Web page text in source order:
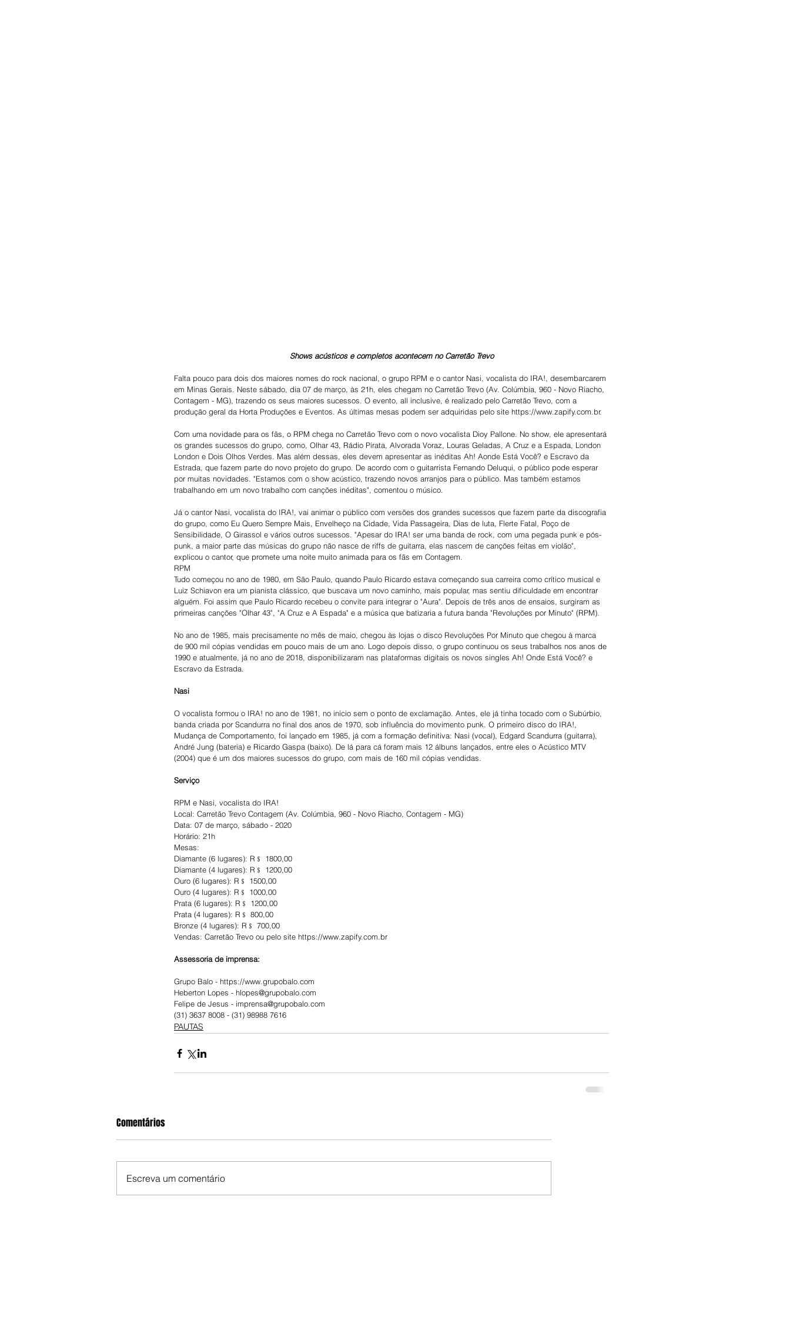
Shows acústicos e completos acontecem no Carretão Trevo
Falta pouco para dois dos maiores nomes do rock nacional, o grupo RPM e o cantor Nasi, vocalista do IRA!, desembarcarem
em Minas Gerais. Neste sábado, dia 07 de março, às 21h, eles chegam no Carretão Trevo (Av. Colúmbia, 960 - Novo Riacho,
Contagem - MG), trazendo os seus maiores sucessos. O evento, all inclusive, é realizado pelo Carretão Trevo, com a
produção geral da Horta Produções e Eventos. As últimas mesas podem ser adquiridas pelo site https://www.zapify.com.br.
Com uma novidade para os fãs, o RPM chega no Carretão Trevo com o novo vocalista Dioy Pallone. No show, ele apresentará
os grandes sucessos do grupo, como, Olhar 43, Rádio Pirata, Alvorada Voraz, Louras Geladas, A Cruz e a Espada, London
London e Dois Olhos Verdes. Mas além dessas, eles devem apresentar as inéditas Ah! Aonde Está Você? e Escravo da
Estrada, que fazem parte do novo projeto do grupo. De acordo com o guitarrista Fernando Deluqui, o público pode esperar
por muitas novidades. "Estamos com o show acústico, trazendo novos arranjos para o público. Mas também estamos
trabalhando em um novo trabalho com canções inéditas", comentou o músico.
Já o cantor Nasi, vocalista do IRA!, vai animar o público com versões dos grandes sucessos que fazem parte da discografia
do grupo, como Eu Quero Sempre Mais, Envelheço na Cidade, Vida Passageira, Dias de luta, Flerte Fatal, Poço de
Sensibilidade, O Girassol e vários outros sucessos. "Apesar do IRA! ser uma banda de rock, com uma pegada punk e pós-
punk, a maior parte das músicas do grupo não nasce de riffs de guitarra, elas nascem de canções feitas em violão",
explicou o cantor, que promete uma noite muito animada para os fãs em Contagem.
RPM
Tudo começou no ano de 1980, em São Paulo, quando Paulo Ricardo estava começando sua carreira como crítico musical e
Luiz Schiavon era um pianista clássico, que buscava um novo caminho, mais popular, mas sentiu dificuldade em encontrar
alguém. Foi assim que Paulo Ricardo recebeu o convite para integrar o "Aura". Depois de três anos de ensaios, surgiram as
primeiras canções "Olhar 43", "A Cruz e A Espada" e a música que batizaria a futura banda "Revoluções por Minuto" (RPM).
No ano de 1985, mais precisamente no mês de maio, chegou às lojas o disco Revoluções Por Minuto que chegou à marca
de 900 mil cópias vendidas em pouco mais de um ano. Logo depois disso, o grupo continuou os seus trabalhos nos anos de
1990 e atualmente, já no ano de 2018, disponibilizaram nas plataformas digitais os novos singles Ah! Onde Está Você? e
Escravo da Estrada.
Nasi
O vocalista formou o IRA! no ano de 1981, no início sem o ponto de exclamação. Antes, ele já tinha tocado com o Subúrbio,
banda criada por Scandurra no final dos anos de 1970, sob influência do movimento punk. O primeiro disco do IRA!,
Mudança de Comportamento, foi lançado em 1985, já com a formação definitiva: Nasi (vocal), Edgard Scandurra (guitarra),
André Jung (bateria) e Ricardo Gaspa (baixo). De lá para cá foram mais 12 álbuns lançados, entre eles o Acústico MTV
(2004) que é um dos maiores sucessos do grupo, com mais de 160 mil cópias vendidas.
Serviço
RPM e Nasi, vocalista do IRA!
Local: Carretão Trevo Contagem (Av. Colúmbia, 960 - Novo Riacho, Contagem - MG)
Data: 07 de março, sábado - 2020
Horário: 21h
Mesas:
Diamante (6 lugares): R﹩ 1800,00
Diamante (4 lugares): R﹩ 1200,00
Ouro (6 lugares): R﹩ 1500,00
Ouro (4 lugares): R﹩ 1000,00
Prata (6 lugares): R﹩ 1200,00
Prata (4 lugares): R﹩ 800,00
Bronze (4 lugares): R﹩ 700,00
Vendas: Carretão Trevo ou pelo site https://www.zapify.com.br
Assessoria de imprensa:
Grupo Balo - https://www.grupobalo.com
Heberton Lopes - hlopes@grupobalo.com
Felipe de Jesus - imprensa@grupobalo.com
(31) 3637 8008 - (31) 98988 7616
PAUTAS
Comentários
Escreva um comentário